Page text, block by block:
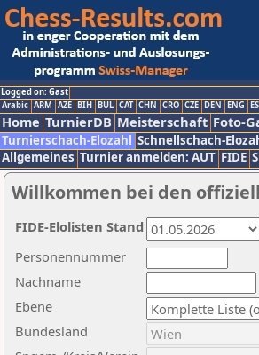
Logged on: Gast
Arabic ARM AZE BIH BUL CAT CHN CRO CZE DEN ENG
Home TurnierDB Meisterschaft Foto-
Turnierschach-Elozahl Schnellschach-
Allgemeines Turnier anmelden: AUT FIDE
Willkommen bei den
Nachname
Ebene
Personennummer
Bundesland
FIDE-Elolisten Stand